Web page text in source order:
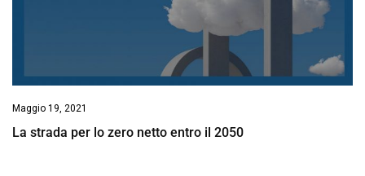
Maggio 19, 2021
La strada per lo zero netto entro il 2050